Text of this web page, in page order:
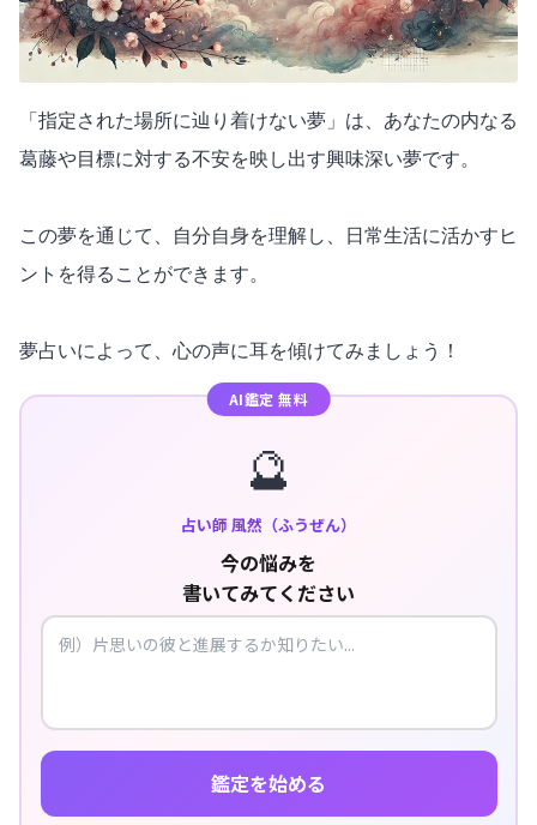
「指定された場所に辿り着けない夢」は、あなたの内なる
葛藤や目標に対する不安を映し出す興味深い夢です。
この夢を通じて、自分自身を理解し、日常生活に活かすヒ
ントを得ることができます。
夢占いによって、心の声に耳を傾けてみましょう！
AI鑑定 無料
🔮
占い師 風然（ふうぜん）
今の悩みを
書いてみてください
鑑定を始める